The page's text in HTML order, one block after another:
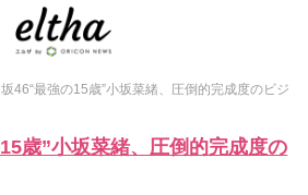
46“最強の15歳”小坂菜緒、圧倒的完成度のビジ
歳”小坂菜緒、圧倒的完成度の